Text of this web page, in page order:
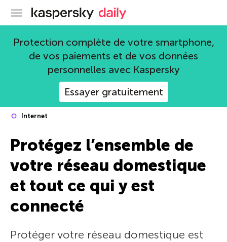
Blog officiel de Kaspersky
Protection complète de votre smartphone,
de vos paiements et de vos données
personnelles avec Kaspersky
Essayer gratuitement
Internet
Protégez l’ensemble de
votre réseau domestique
et tout ce qui y est
connecté
Protéger votre réseau domestique est